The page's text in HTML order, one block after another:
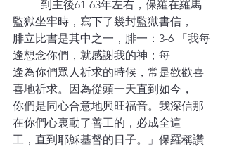
監獄坐牢時，寫下了幾封監獄書信，
腓立比書是其中之一，腓一：3-6 「我每
逢想念你們，就感謝我的神；每
逢為你們眾人祈求的時候，常是歡歡喜
喜地祈求。因為從頭一天直到如今，
你們是同心合意地興旺福音。我深信那
在你們心裏動了善工的，必成全這
工，直到耶穌基督的日子。」保羅稱讚